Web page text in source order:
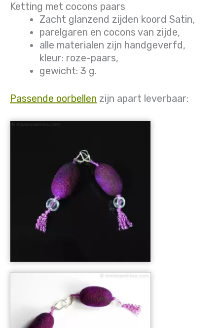
Ketting met cocons paars
Zacht glanzend zijden koord Satin,
parelgaren en cocons van zijde,
alle materialen zijn handgeverfd,
kleur: roze-paars,
gewicht: 3 g.
Passende oorbellen zijn apart leverbaar: